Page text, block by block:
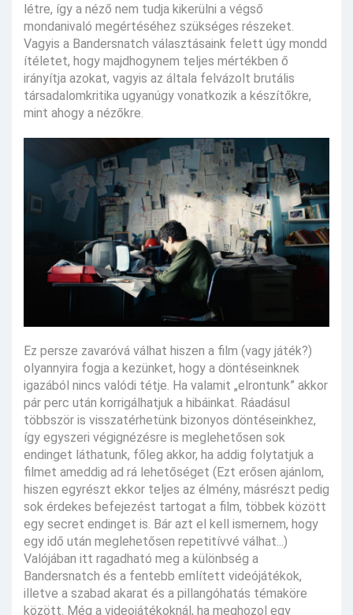
létre, így a néző nem tudja kikerülni a végső
mondanivaló megértéséhez szükséges részeket.
Vagyis a Bandersnatch választásaink felett úgy mondd
ítéletet, hogy majdhogynem teljes mértékben ő
irányítja azokat, vagyis az általa felvázolt brutális
társadalomkritika ugyanúgy vonatkozik a készítőkre,
mint ahogy a nézőkre.
Ez persze zavaróvá válhat hiszen a film (vagy játék?)
olyannyira fogja a kezünket, hogy a döntéseinknek
igazából nincs valódi tétje. Ha valamit „elrontunk” akkor
pár perc után korrigálhatjuk a hibáinkat. Ráadásul
többször is visszatérhetünk bizonyos döntéseinkhez,
így egyszeri végignézésre is meglehetősen sok
endinget láthatunk, főleg akkor, ha addig folytatjuk a
filmet ameddig ad rá lehetőséget (Ezt erősen ajánlom,
hiszen egyrészt ekkor teljes az élmény, másrészt pedig
sok érdekes befejezést tartogat a film, többek között
egy secret endinget is. Bár azt el kell ismernem, hogy
egy idő után meglehetősen repetitívvé válhat...)
Valójában itt ragadható meg a különbség a
Bandersnatch és a fentebb említett videójátékok,
illetve a szabad akarat és a pillangóhatás témaköre
között. Még a videojátékoknál, ha meghozol egy